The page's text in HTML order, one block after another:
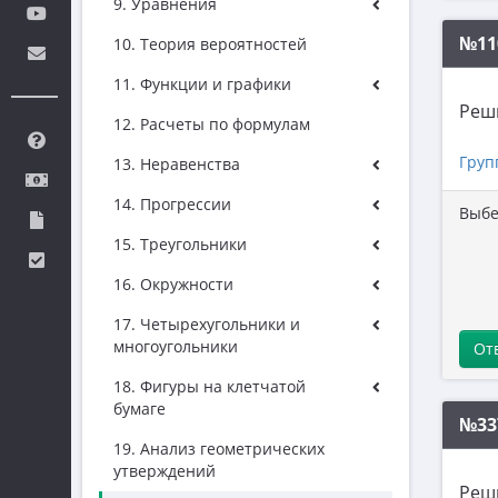
10. Теория вероятностей
11. Функции и графики
12. Расчеты по формулам
13. Неравенства
14. Прогрессии
15. Треугольники
16. Окружности
17. Четырехугольники и
многоугольники
18. Фигуры на клетчатой
бумаге
19. Анализ геометрических
утверждений